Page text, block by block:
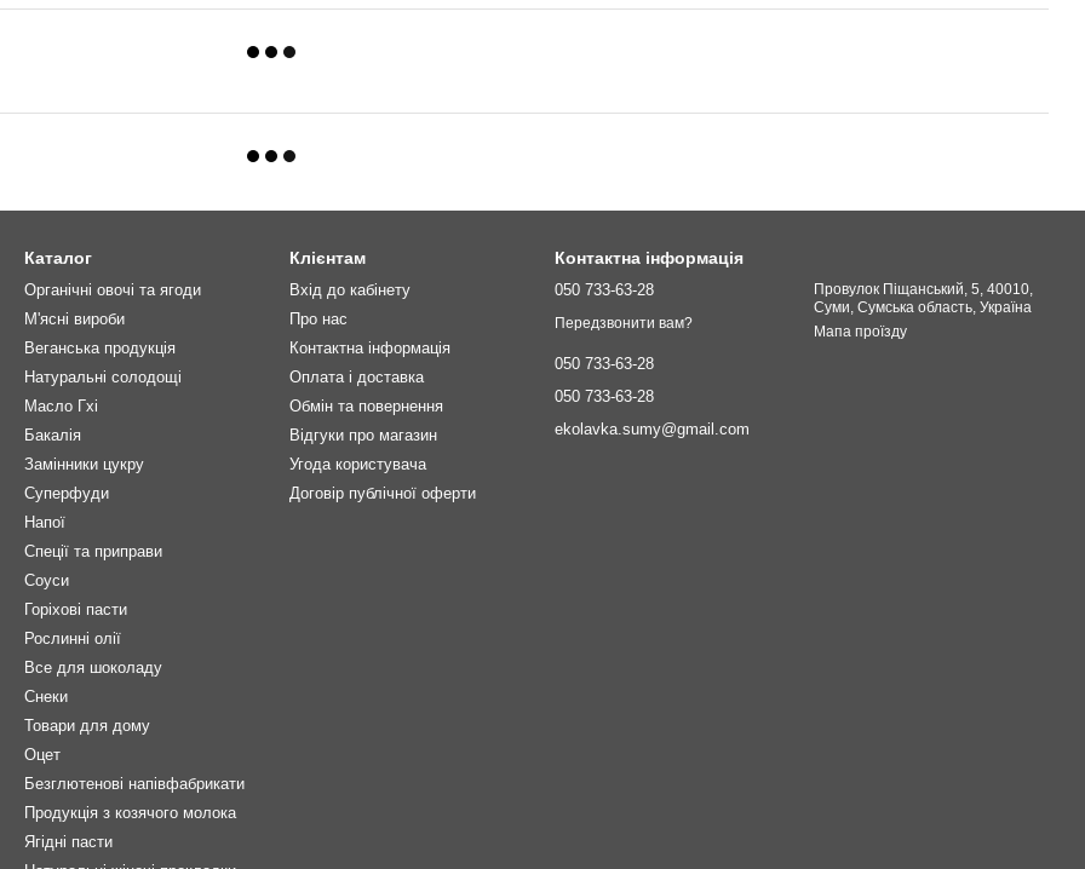
Каталог
Органічні овочі та ягоди
М'ясні вироби
Веганська продукція
Натуральні солодощі
Масло Гхі
Бакалія
Замінники цукру
Суперфуди
Напої
Спеції та приправи
Соуси
Горіхові пасти
Рослинні олії
Все для шоколаду
Снеки
Товари для дому
Оцет
Безглютенові напівфабрикати
Продукція з козячого молока
Ягідні пасти
Клієнтам
Вхід до кабінету
Про нас
Контактна інформація
Оплата і доставка
Обмін та повернення
Відгуки про магазин
Угода користувача
Договір публічної оферти
Контактна інформація
050 733-63-28
Передзвонити вам?
050 733-63-28
050 733-63-28
ekolavka.sumy@gmail.com
Провулок Піщанський, 5, 40010,
Суми, Сумська область, Україна
Мапа проїзду